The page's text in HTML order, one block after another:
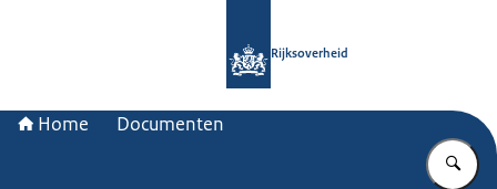
Rijksoverheid
Home Documenten